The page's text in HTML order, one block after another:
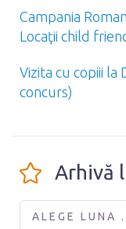
Campania
Locaţii child
Vizita cu copiii la
concurs)
Arhivă
ALEGE LUNA